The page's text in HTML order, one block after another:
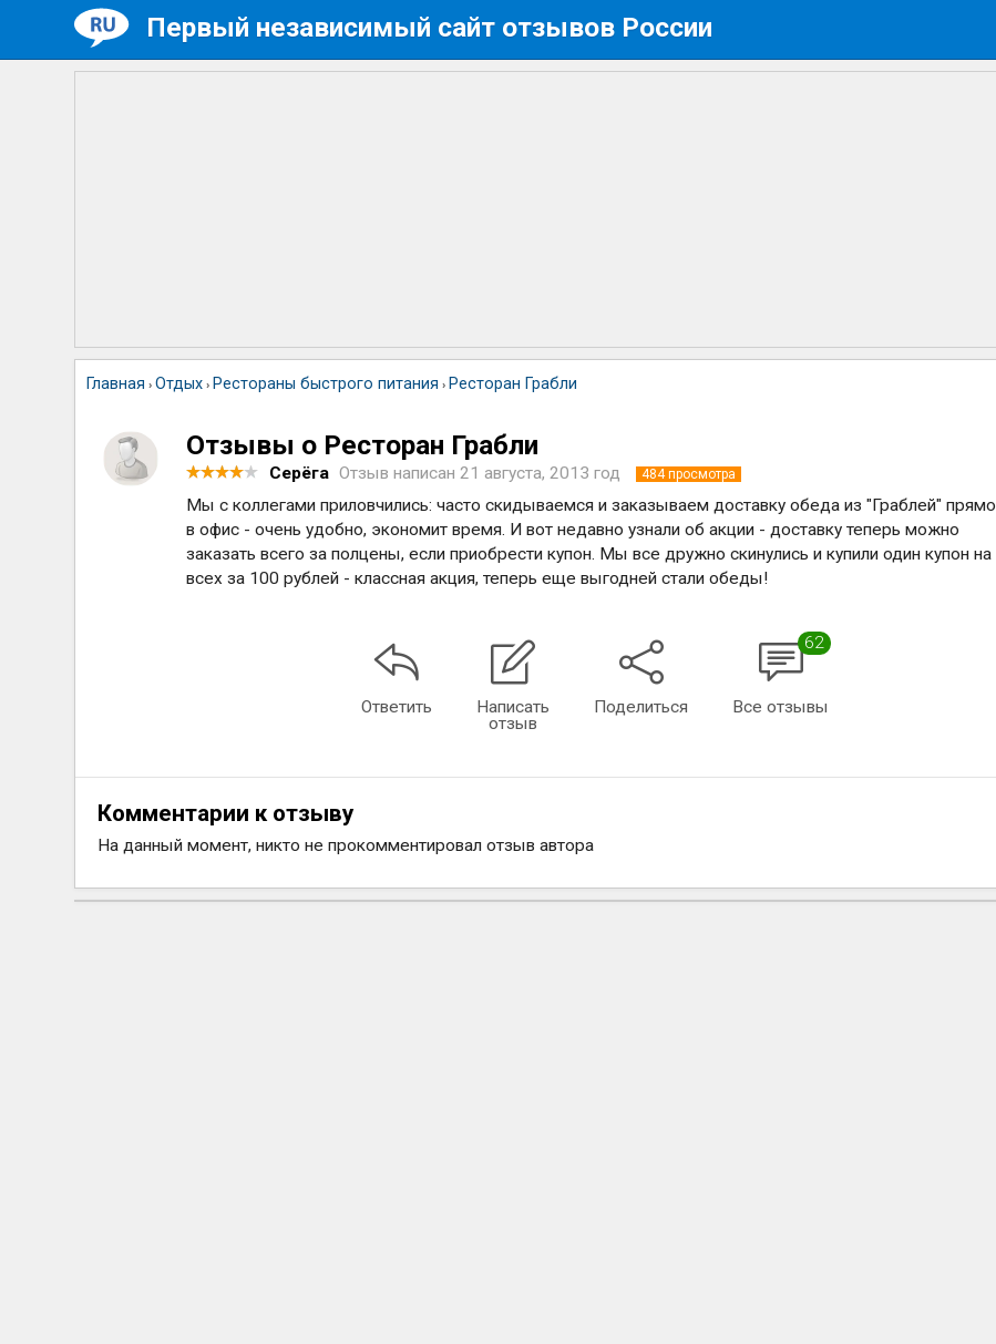
Первый независимый сайт отзывов России
Главная ›Отдых › Рестораны быстрого питания › Ресторан Грабли
Отзывы о Ресторан Грабли
Серёга Отзыв написан21 августа, 2013 год 484просмотра
Мы с коллегами приловчились: часто скидываемся и заказываем доставку обеда из "Граблей" прямо
в офис - очень удобно, экономит время. И вот недавно узнали об акции - доставку теперь можно
заказать всего за полцены, если приобрести купон. Мы все дружно скинулись и купили один купон на
всех за 100 рублей - классная акция, теперь еще выгодней стали обеды!
Ответить
Написать
отзыв
Поделиться
62
Все отзывы
Комментарии к отзыву
На данный момент, никто не прокомментировал отзыв автора